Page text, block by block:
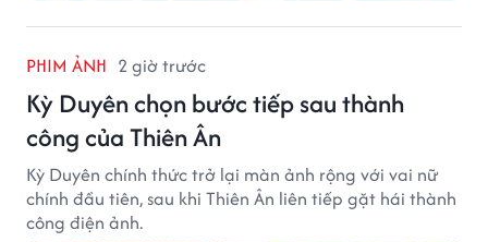
PHIM ẢNH 2 giờ trước
Kỳ Duyên chọn bước tiếp sau thành
công của Thiên Ân
Kỳ Duyên chính thức trở lại màn ảnh rộng với vai nữ
chính đầu tiên, sau khi Thiên Ân liên tiếp gặt hái thành
công điện ảnh.